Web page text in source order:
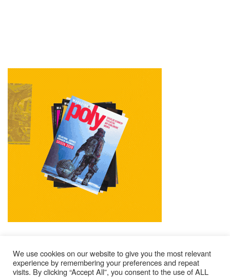
Impressum Kontakt Alle Ausgaben Lesen
We use cookies on our website to give you the most relevant
experience by remembering your preferences and repeat
visits. By clicking “Accept All”, you consent to the use of ALL